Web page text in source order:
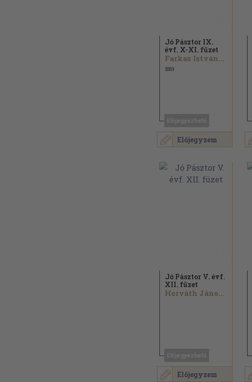
Előjegyzem
Jó Pásztor IX.
évf. X-XI. füzet
Farkas István...
1889
Előjegyzem
Jó Pásztor V. évf.
XII. füzet
Horváth János...